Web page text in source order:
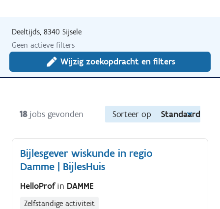
Deeltijds, 8340 Sijsele
Geen actieve filters
Wijzig zoekopdracht en filters
18 jobs gevonden Sorteer op Standaard
Bijlesgever wiskunde in regio
Damme | BijlesHuis
HelloProfin DAMME
Zelfstandige activiteit